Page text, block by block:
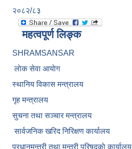
२०८२/८३
महत्वपूर्ण लिङ्क
SHRAMSANSAR
लाेक सेवा आयाेग
स्थानिय विकास मन्त्रालय
गृह मन्त्रालय
सुचना तथा सञ्चार मन्त्रालय
सार्वजनिक खरिद निरिक्षण कार्यालय
प्रधानमन्त्री तथा मन्त्री परिषदकाे कार्यालय